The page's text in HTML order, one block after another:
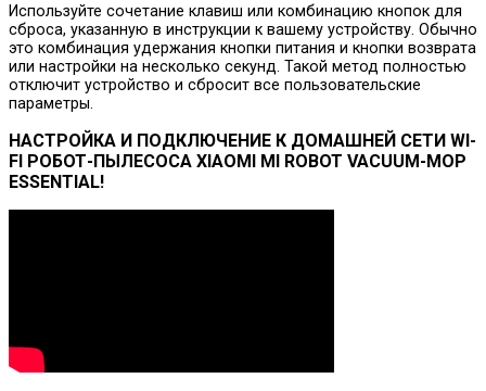
Используйте сочетание клавиш или комбинацию кнопок для
сброса, указанную в инструкции к вашему устройству. Обычно
это комбинация удержания кнопки питания и кнопки возврата
или настройки на несколько секунд. Такой метод полностью
отключит устройство и сбросит все пользовательские
параметры.
НАСТРОЙКА И ПОДКЛЮЧЕНИЕ К ДОМАШНЕЙ СЕТИ WI-
FI РОБОТ-ПЫЛЕСОСА XIAOMI MI ROBOT VACUUM-MOP
ESSENTIAL!